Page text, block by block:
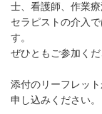
士、看護師、作業療
セラピストの介入
す。
ぜひともご参加くだ
添付のリーフレッ
申し込みください。